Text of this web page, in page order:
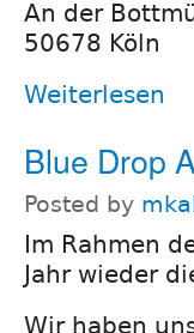
An der
50678 Köln
Weiterlesen
Blue Drop
Posted by
Im Rahmen
Jahr wieder
Wir haben